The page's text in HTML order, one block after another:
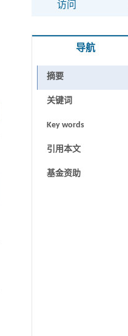
访问
导航
摘要
关键词
Key words
引用本文
基金资助